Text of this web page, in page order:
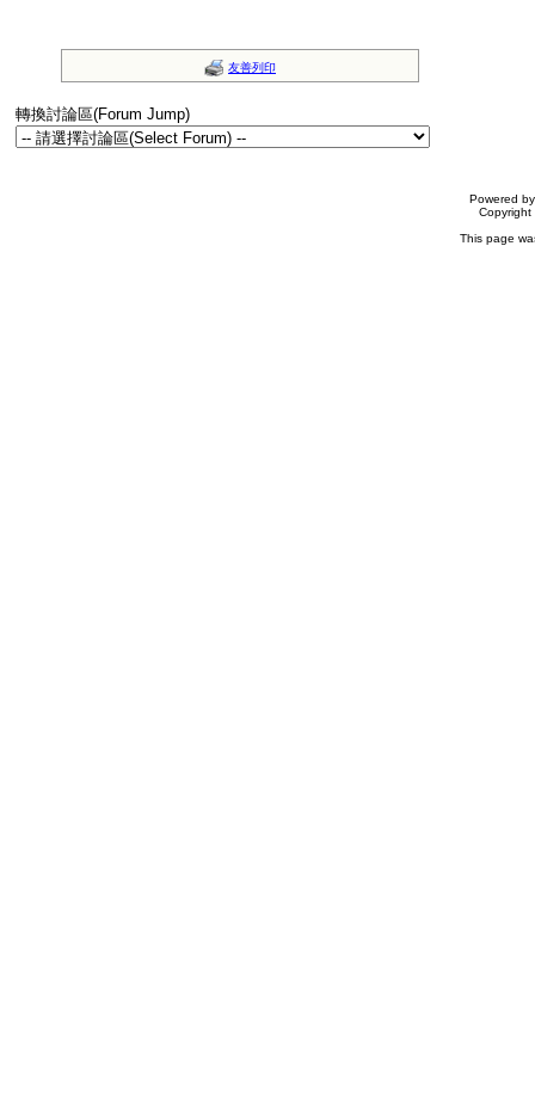
友善列印
轉換討論區(Forum Jump)
Powered
This page